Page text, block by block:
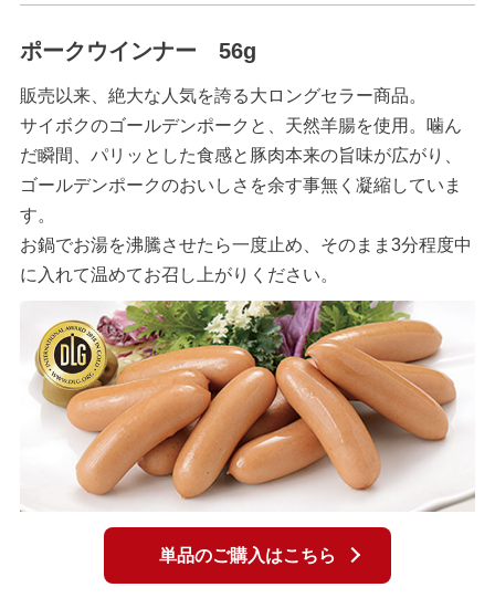
ポークウインナー 56g
販売以来、絶大な人気を誇る大ロングセラー商品。
サイボクのゴールデンポークと、天然羊腸を使用。噛ん
だ瞬間、パリッとした食感と豚肉本来の旨味が広がり、
ゴールデンポークのおいしさを余す事無く凝縮していま
す。
お鍋でお湯を沸騰させたら一度止め、そのまま3分程度中
に入れて温めてお召し上がりください。
単品のご購入はこちら